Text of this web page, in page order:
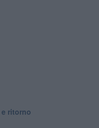
e ritorno